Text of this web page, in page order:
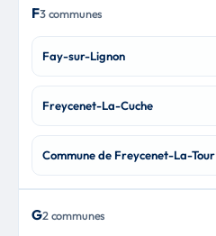
F3 communes
Fay-sur-Lignon
Freycenet-La-Cuche
Commune de Freycenet-La-Tour
G2 communes